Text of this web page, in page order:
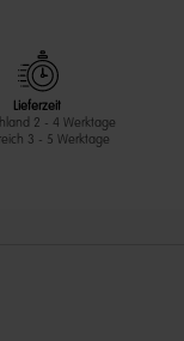
Lieferzeit
2 - 4 Werktage
3 - 5 Werktage